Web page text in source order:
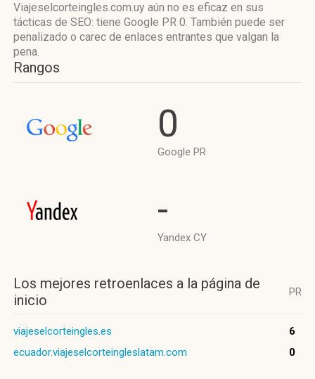
Viajeselcorteingles.com.uy aún no es eficaz en sus
tácticas de SEO: tiene Google PR 0. También puede ser
penalizado o carec de enlaces entrantes que valgan la
pena.
Rangos
0
Google PR
-
Yandex CY
Los mejores retroenlaces a la página de
inicio
PR
viajeselcorteingles.es
6
ecuador.viajeselcorteingleslatam.com
0